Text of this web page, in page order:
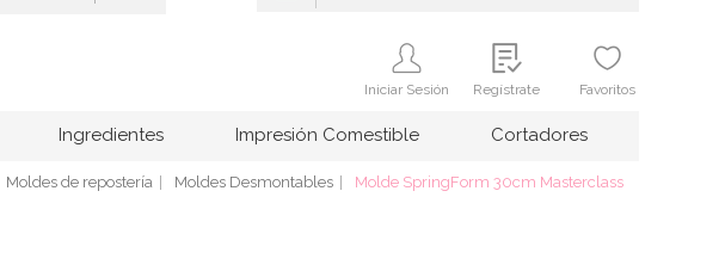
Iniciar Sesión Regístrate Favoritos
Ingredientes Impresión Comestible Cortadores
Moldes de repostería Moldes Desmontables Molde SpringForm 30cm Masterclass